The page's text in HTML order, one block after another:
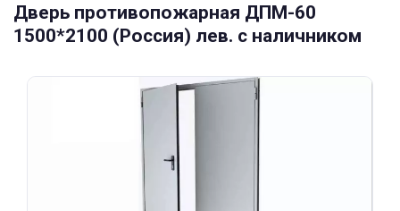
Дверь противопожарная ДПМ-60
1500*2100 (Россия) лев. с наличником
без переплат
График платежей